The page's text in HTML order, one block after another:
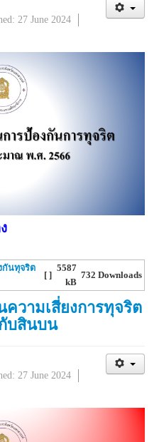
27 June 2024
กันทุจริต
[ ]
5587
kB
732 Downloads
ความเสี่ยงการทุจริต
บสินบน
27 June 2024